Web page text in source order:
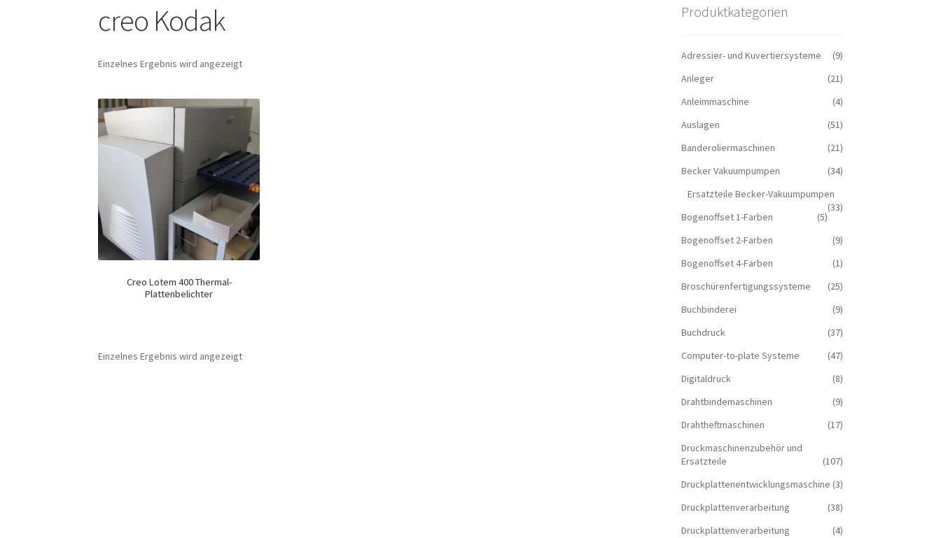
creo Kodak
Einzelnes Ergebnis wird angezeigt
Creo Lotem 400 Thermal-
Plattenbelichter
Einzelnes Ergebnis wird angezeigt
Produktkategorien
Adressier- und Kuvertiersysteme
(9)
Anleger
(21)
Anleimmaschine
(4)
Auslagen
(51)
Banderoliermaschinen
(21)
Becker Vakuumpumpen
(34)
Ersatzteile Becker-Vakuumpumpen
(33)
Bogenoffset 1-Farben
(5)
Bogenoffset 2-Farben
(9)
Bogenoffset 4-Farben
(1)
Broschürenfertigungssysteme
(25)
Buchbinderei
(9)
Buchdruck
(37)
Computer-to-plate Systeme
(47)
Digitaldruck
(8)
Drahtbindemaschinen
(9)
Drahtheftmaschinen
(17)
Druckmaschinenzubehör und
Ersatzteile
(107)
Druckplattenentwicklungsmaschine (3)
Druckplattenverarbeitung
(38)
Druckplattenverarbeitung
(4)